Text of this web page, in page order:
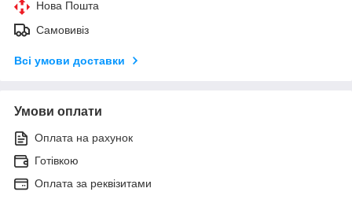
Нова Пошта
Самовивіз
Всі умови доставки
Умови оплати
Оплата на рахунок
Готівкою
Оплата за реквізитами